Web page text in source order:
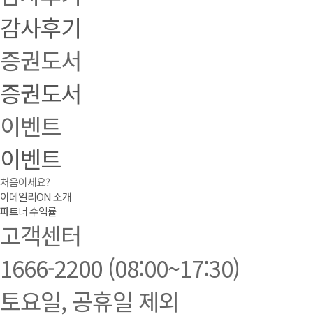
감사후기
증권도서
증권도서
이벤트
이벤트
처음이세요?
이데일리ON 소개
파트너 수익률
고객센터
1666-2200 (08:00~17:30)
토요일, 공휴일 제외